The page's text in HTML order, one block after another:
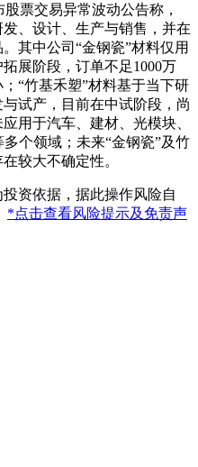
票交易异常波动公告称，
、设计、生产与销售，并在
其中公司“金钢瓷”材料仅用
展阶段，订单不足1000万
“竹基禾塑”材料基于当下研
试产，目前在中试阶段，尚
用于汽车、建材、光模块、
个领域；未来“金钢瓷”及竹
较大不确定性。
资依据，据此操作风险自
*点击查看风险提示及免责声